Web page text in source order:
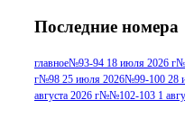
июля 2017 г(11)
г(13) №96 28 июля
июля 2014 г(10)
Последние номера
главное№93-94 18 июля 2026 г
г№98 25 июля 2026№99-100 28
августа 2026 г№№102-103 1